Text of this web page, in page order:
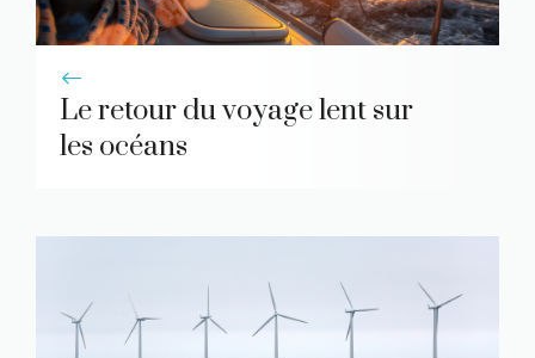
Le retour du voyage lent sur
les océans